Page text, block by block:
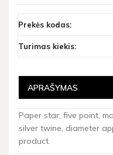
Prekės kodas:
Turimas kiekis:
APRAŠYMAS
Paper star, five point,
silver twine, diameter
product.